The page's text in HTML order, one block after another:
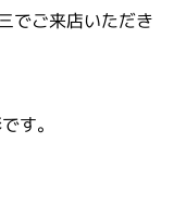
でご来店いただき
す。